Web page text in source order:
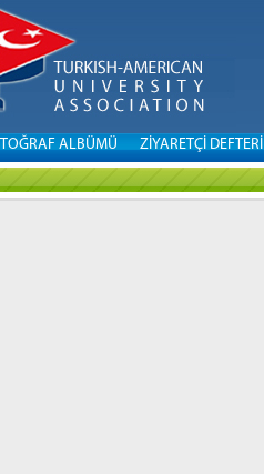
ALBÜMÜ ZİYARETÇİ DEFTERİ